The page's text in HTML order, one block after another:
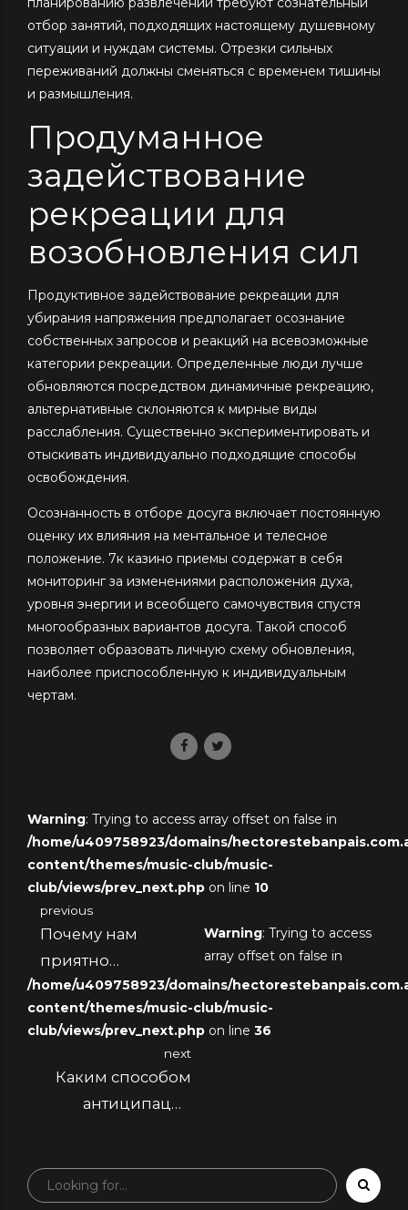
отбор занятий, подходящих настоящему душевному
ситуации и нуждам системы. Отрезки сильных
переживаний должны сменяться с временем тишины
и размышления.
Продуманное
задействование
рекреации для
возобновления сил
Продуктивное задействование рекреации для
убирания напряжения предполагает осознание
собственных запросов и реакций на всевозможные
категории рекреации. Определенные люди лучше
обновляются посредством динамичные рекреацию,
альтернативные склоняются к мирные виды
расслабления. Существенно экспериментировать и
отыскивать индивидуально подходящие способы
освобождения.
Осознанность в отборе досуга включает постоянную
оценку их влияния на ментальное и телесное
положение. 7к казино приемы содержат в себя
мониторинг за изменениями расположения духа,
уровня энергии и всеобщего самочувствия спустя
многообразных вариантов досуга. Такой способ
позволяет образовать личную схему обновления,
наиболее приспособленную к индивидуальным
чертам.
Warning: Trying to access array offset on false in
/home/u409758923/domains/
content/themes/music-club/music-
club/views/prev_next.php on line 10
previous
Почему нам
приятно
исследовать итоги
Warning: Trying to access
array offset on false in
/home/u409758923/domains/
content/themes/music-club/music-
club/views/prev_next.php on line 36
next
Каким способом
антиципация
мотивацию